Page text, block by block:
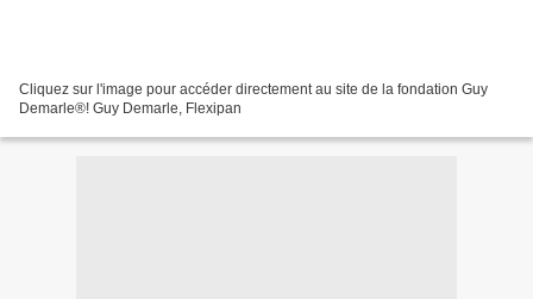
Cliquez sur l'image pour accéder directement au site de la fondation Guy
Demarle®! Guy Demarle, Flexipan